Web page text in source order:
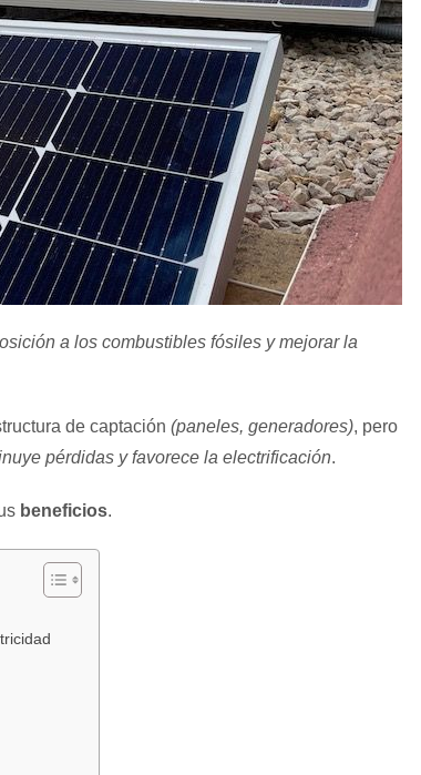
a los combustibles fósiles y mejorar la
de captación (paneles, generadores), pero
pérdidas y favorece la electrificación.
beneficios.